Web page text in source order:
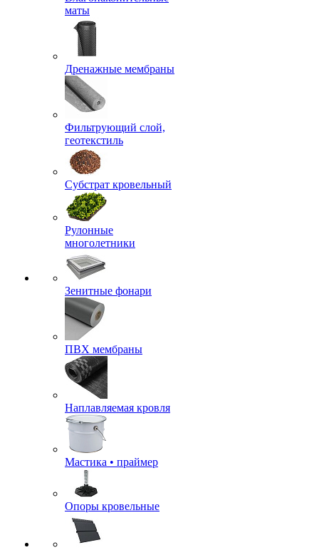
маты
Дренажные мембраны
Фильтрующий слой,
геотекстиль
Субстрат кровельный
Рулонные
многолетники
Зенитные фонари
ПВХ мембраны
Наплавляемая кровля
Мастика • праймер
Опоры кровельные